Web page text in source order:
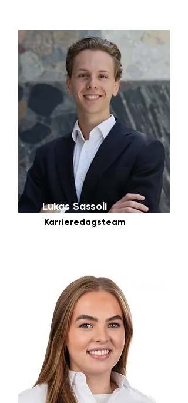
Lukas Sassoli
Karrieredagsteam